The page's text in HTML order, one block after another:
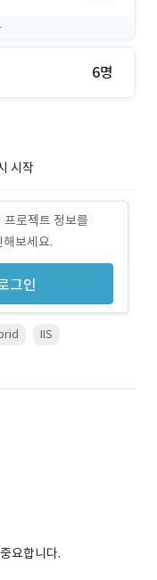
6명
시작
프로젝트 정보를
해보세요.
그인
IIS
요합니다.